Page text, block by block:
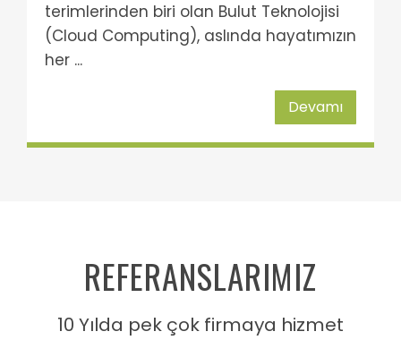
terimlerinden biri olan Bulut Teknolojisi
(Cloud Computing), aslında hayatımızın
her ...
Devamı
REFERANSLARIMIZ
10 Yılda pek çok firmaya hizmet